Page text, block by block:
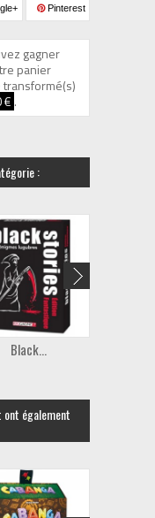
Pinterest
gagner
panier
€ .
:
Black...
également